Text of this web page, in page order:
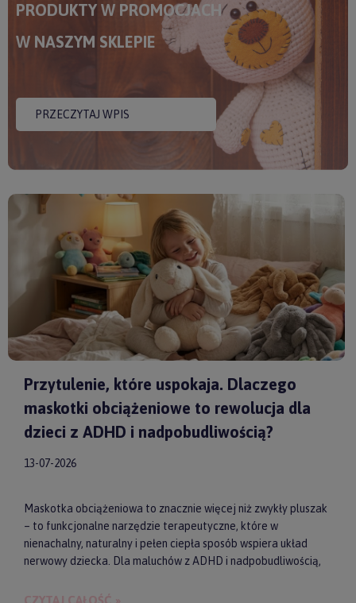
PRODUKTY W PROMOCJACH
W NASZYM SKLEPIE
PRZECZYTAJ WPIS
Przytulenie, które uspokaja. Dlaczego
maskotki obciążeniowe to rewolucja dla
dzieci z ADHD i nadpobudliwością?
13-07-2026
Maskotka obciążeniowa to znacznie więcej niż zwykły pluszak
– to funkcjonalne narzędzie terapeutyczne, które w
nienachalny, naturalny i pełen ciepła sposób wspiera układ
nerwowy dziecka. Dla maluchów z ADHD i nadpobudliwością,
dociążony przyjaciel może stać się kluczem do upragnionego